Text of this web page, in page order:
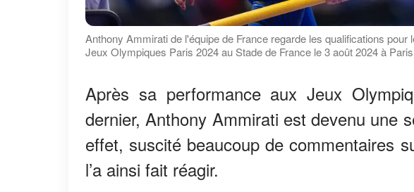
Anthony Ammirati de l'équipe de France regarde les qualifications
Jeux Olympiques Paris 2024 au Stade de France le 3 août 2024 à
Après sa performance aux Jeux
dernier, Anthony Ammirati est devenu une
effet, suscité beaucoup de commentaires
l’a ainsi fait réagir.